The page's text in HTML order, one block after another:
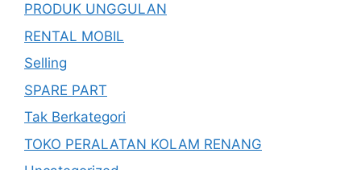
PRODUK UNGGULAN
RENTAL MOBIL
Selling
SPARE PART
Tak Berkategori
TOKO PERALATAN KOLAM RENANG